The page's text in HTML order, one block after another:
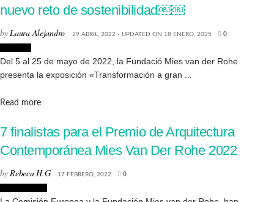
nuevo reto de sostenibilidad￼￼
by Laura Alejandro 29 ABRIL, 2022 - UPDATED ON 18 ENERO, 2025 0
Del 5 al 25 de mayo de 2022, la Fundació Mies van der Rohe
presenta la exposición «Transformación a gran ...
Read moreDetails
7 finalistas para el Premio de Arquitectura
Contemporánea Mies Van Der Rohe 2022
byRebeca H.G 17 FEBRERO, 2022 0